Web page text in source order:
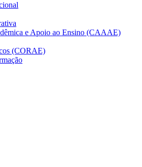
e Apoio ao Ensino (CAAAE)
(CORAE)